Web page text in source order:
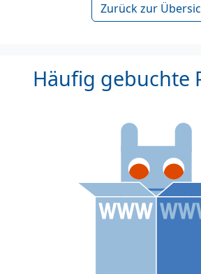
Zurück zur
Häufig gebuchte